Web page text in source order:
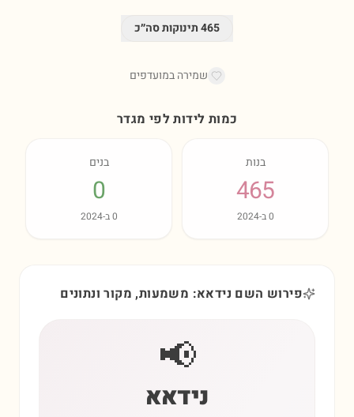
465תינוקות סה״כ
שמירה במועדפים
כמות לידות לפי מגדר
בנות
465
0ב-2024
בנים
0
0ב-2024
פירוש השם נידאא: משמעות, מקור ונתונים
📢
נידאא